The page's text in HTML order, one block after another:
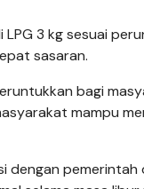
3 kg sesuai
sasaran.
bagi
mampu
dengan